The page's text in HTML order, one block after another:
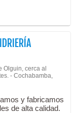
Olguin, cerca al
- Cochabamba,
y fabricamos
de alta calidad.